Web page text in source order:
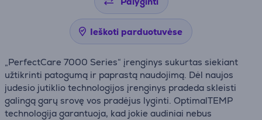
Ieškoti parduotuvėse
„PerfectCare 7000 Series“ įrenginys sukurtas siekiant
užtikrinti patogumą ir paprastą naudojimą. Dėl naujos
judesio jutiklio technologijos įrenginys pradeda skleisti
galingą garų srovę vos pradėjus lyginti. OptimalTEMP
technologija garantuoja, kad jokie audiniai nebus